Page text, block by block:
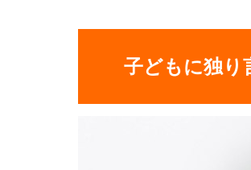
子どもに独り